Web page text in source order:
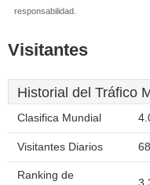
responsabilidad.
Visitantes
Historial del Tráfico
Clasifica Mundial
Visitantes Diarios 68
Ranking de